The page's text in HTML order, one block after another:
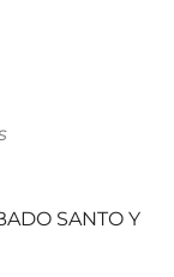
SANTO Y